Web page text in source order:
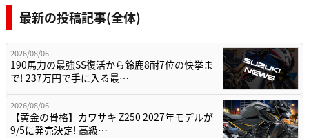
最新の投稿記事(全体)
2026/08/06
190馬力の最強SS復活から鈴鹿8耐7位の快挙ま
で! 237万円で手に入る最…
2026/08/06
【黄金の骨格】カワサキ Z250 2027年モデルが
9/5に発売決定! 高級…